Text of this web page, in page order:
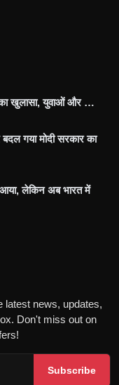
का खुलासा, युवाओं और …
गया मोदी सरकार का
आया, लेकिन अब भारत में
latest news, updates,
Don't miss out on
Subscribe